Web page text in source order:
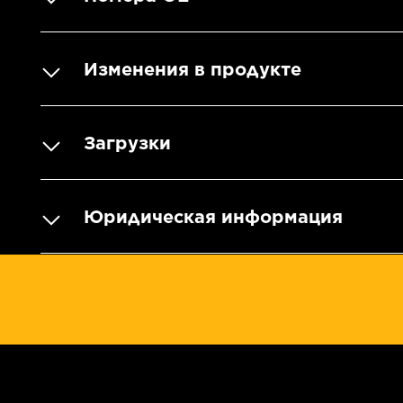
Изменения в продукте
Загрузки
Юридическая информация